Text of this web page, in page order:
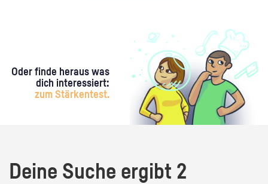
Oder finde heraus was
dich interessiert:
zum Stärkentest.
Deine Suche ergibt 2